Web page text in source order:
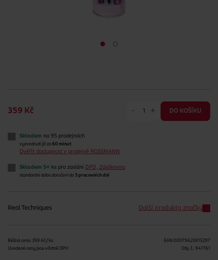
359 Kč - + DO KOŠÍKU
Skladem na 95 prodejnách
vyzvednutí již za 60 minut
Ověřit dostupnost v prodejně ROSSMANN
Skladem 5+ ks pro zaslání DPD, Zásilkovna
standardní doba doručení do 3 pracovních dní
Real Techniques Další produkty značky
Běžná cena: 359 Kč/ks
Uvedené ceny jsou včetně DPH
EAN 00079625915297
Obj. č.: 941761